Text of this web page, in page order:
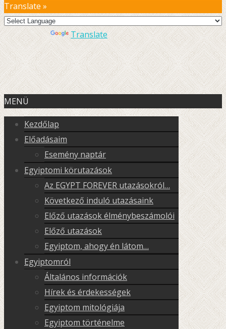
Translate »
Powered by Translate
MENÜ
Kezdőlap
Előadásaim
Esemény naptár
Egyiptomi körutazások
Az EGYPT FOREVER utazásokról…
Következő induló utazásaink
Előző utazások élménybeszámolói
Előző utazások
Egyiptom, ahogy én látom…
Egyiptomról
Általános információk
Hírek és érdekességek
Egyiptom mitológiája
Egyiptom történelme